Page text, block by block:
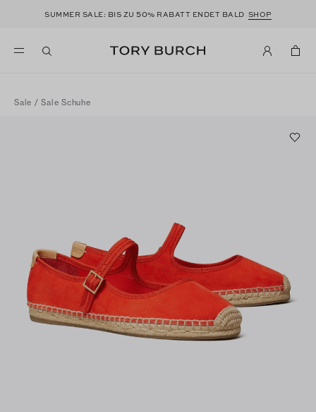
SUMMER SALE: BIS ZU50% RABATT ENDET BALD SHOP
Sale /Sale Schuhe